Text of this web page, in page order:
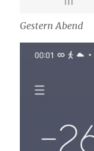
Gestern Abend